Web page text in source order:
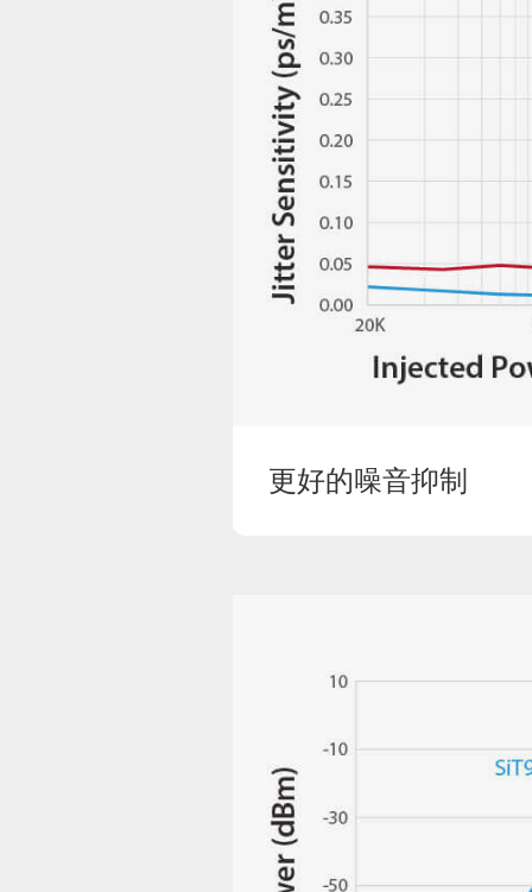
更好的噪音抑制